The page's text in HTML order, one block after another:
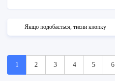
Якщо подобається, тисни кнопку
1 2 3 4 5 6